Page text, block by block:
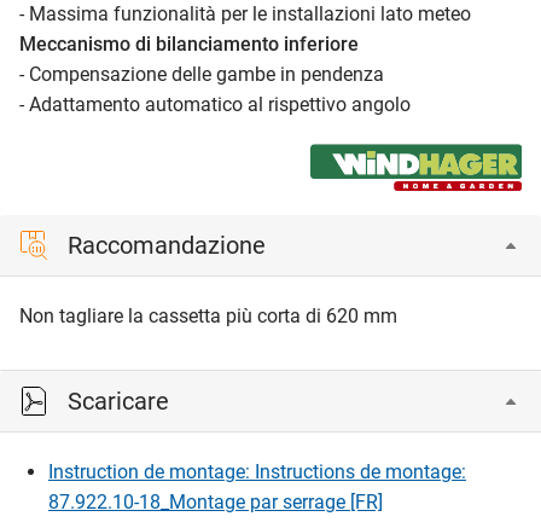
- Massima funzionalità per le installazioni lato meteo
Meccanismo di bilanciamento inferiore
- Compensazione delle gambe in pendenza
- Adattamento automatico al rispettivo angolo
Raccomandazione
Non tagliare la cassetta più corta di 620 mm
Scaricare
Instruction de montage: Instructions de montage:
87.922.10-18_Montage par serrage [FR]